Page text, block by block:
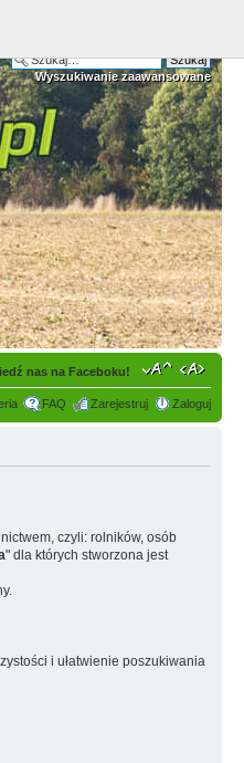
Wyszukiwanie zaawansowane
nas na Faceboku!
FAQ Zarejestruj Zaloguj
czyli: rolników, osób
" dla których stworzona jest
i ułatwienie poszukiwania